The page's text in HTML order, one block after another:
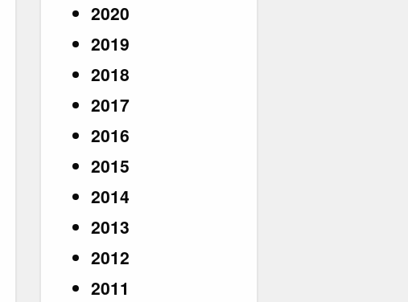
2020
2019
2018
2017
2016
2015
2014
2013
2012
2011